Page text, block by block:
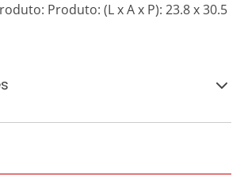
Produto: (L x A x P): 23.8 x 30.5